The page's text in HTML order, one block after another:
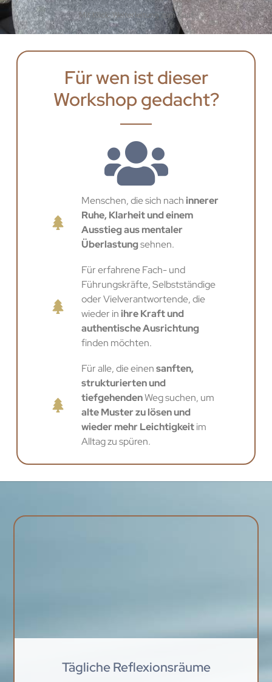
Mit Klick: Weiterleitung zum Kauf
Für wen ist dieser
Workshop gedacht?
Menschen, die sich nachinnerer
Ruhe, Klarheit und einem
Ausstieg aus mentaler
Überlastungsehnen.
Für erfahrene Fach- und
Führungskräfte, Selbstständige
oder Vielverantwortende, die
wieder inihre Kraft und
authentische Ausrichtung
finden möchten.
Für alle, die einensanften,
strukturierten und
tiefgehendenWeg suchen, um
alte Muster zu lösen und
wieder mehr Leichtigkeitim
Alltag zu spüren.
Tägliche Reflexionsräume